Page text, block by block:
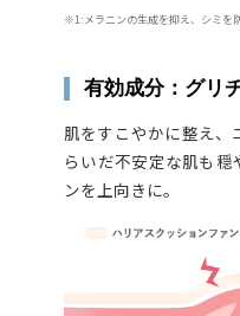
※1:メラニンの生成を抑え、シミを防
有効成分：グリ
肌をすこやかに整え、
らいだ不安定な肌も穏
ンを上向きに。